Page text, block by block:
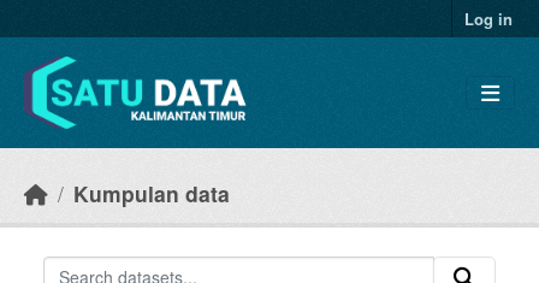
Log in
Kumpulan data